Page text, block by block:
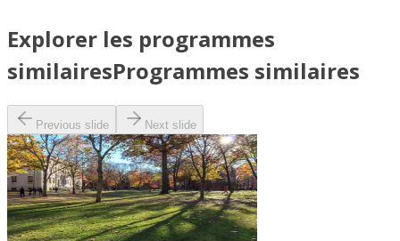
Explorer les programmes
similairesProgrammes similaires
Previous slide Next slide